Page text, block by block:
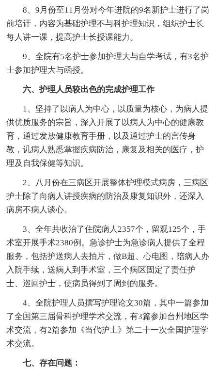
8、9月份至11月份对今年进院的9名新护士进行了岗
前培讦，内容为基础护理不与科护理知识，组织护士长
每人讲一课，提高护士长授课能力。
9、全院有5名护士参加护理大与自学考试，有3名护
士参加护理大与函授。
六、护理人员较出色的完成护理工作
1、坚持了以病人为中心，以质量为核心，为病人提
供优质服务的宗旨，深入开展了以病人为中心的健康教
育，通过发放健康教育手册，以及通过护士的言传身
教，讥病人熟悉掌握疾病防治，康复及相关的医疗，护
理及自我保健等知识。
2、八月份在三病区开展整体护理模式病房，三病区
护士除了向病人讲授疾病的防治及康复知识外，还深入
病房不病人谈心。
3、全年共收治了住院病人2357个，留观125个，手
术室开展手术2380例。急诊护士为急诊病人提供了全程
服务，包括护送病人去拍片，做B超、心电图，陪病人办
入院手续，送病人到手术室，三个病区固定了责任护
士、巡回护士，使病员得到了周到的服务。
4、全院护理人员撰写护理论文30篇，其中一篇参加
了全国第三届骨科护理学术交流，有3篇参加台州地区学
术交流，有2篇参加《当代护士》第二十一次全国护理学
术交流。
七、存在问题：